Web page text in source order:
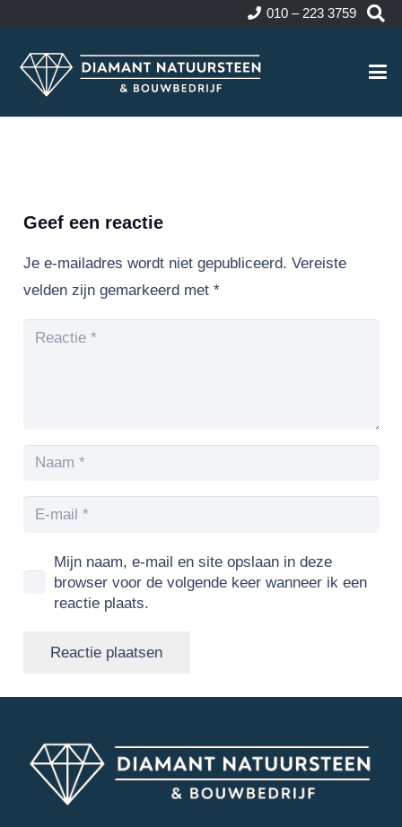
010 – 223 3759
Geef een reactie
Je e-mailadres wordt niet gepubliceerd. Vereiste
velden zijn gemarkeerd met *
Mijn naam, e-mail en site opslaan in deze
browser voor de volgende keer wanneer ik een
reactie plaats.
Reactie plaatsen